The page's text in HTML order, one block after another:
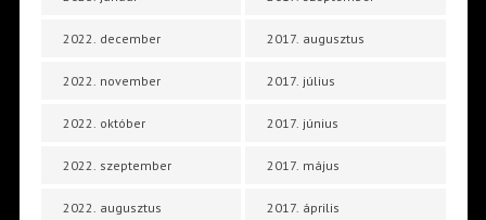
2022. december
2022. november
2022. október
2022. szeptember
2022. augusztus
2017. augusztus
2017. július
2017. június
2017. május
2017. április